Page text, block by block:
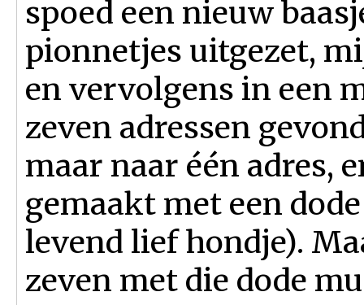
spoed een nieuw
pionnetjes uitgezet,
en vervolgens in een
zeven adressen
maar naar één adres,
gemaakt met een
levend lief hondje).
zeven met die dode